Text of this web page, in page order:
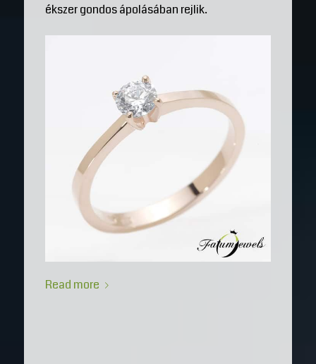
ékszer gondos ápolásában rejlik.
Read more